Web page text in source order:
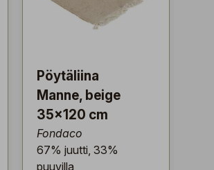
Pöytäliina
Manne, beige
35x120 cm
Fondaco
67% juutti, 33%
puuvilla